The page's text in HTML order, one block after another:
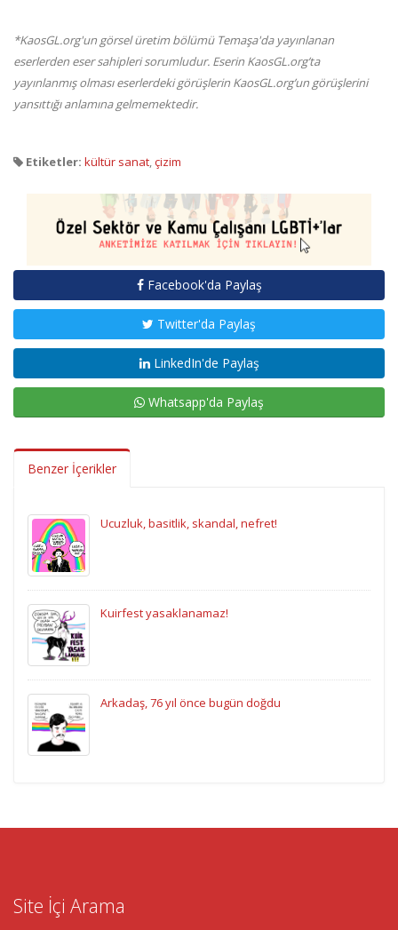
*KaosGL.org'un görsel üretim bölümü Temaşa'da yayınlanan
eserlerden eser sahipleri sorumludur. Eserin KaosGL.org’ta
yayınlanmış olması eserlerdeki görüşlerin KaosGL.org’un görüşlerini
yansıttığı anlamına gelmemektedir.
Etiketler: kültür sanat,çizim
Facebook'da Paylaş
Twitter'da Paylaş
LinkedIn'de Paylaş
Whatsapp'da Paylaş
Benzer İçerikler
Ucuzluk, basitlik, skandal, nefret!
Kuirfest yasaklanamaz!
Arkadaş, 76 yıl önce bugün doğdu
Site İçi Arama